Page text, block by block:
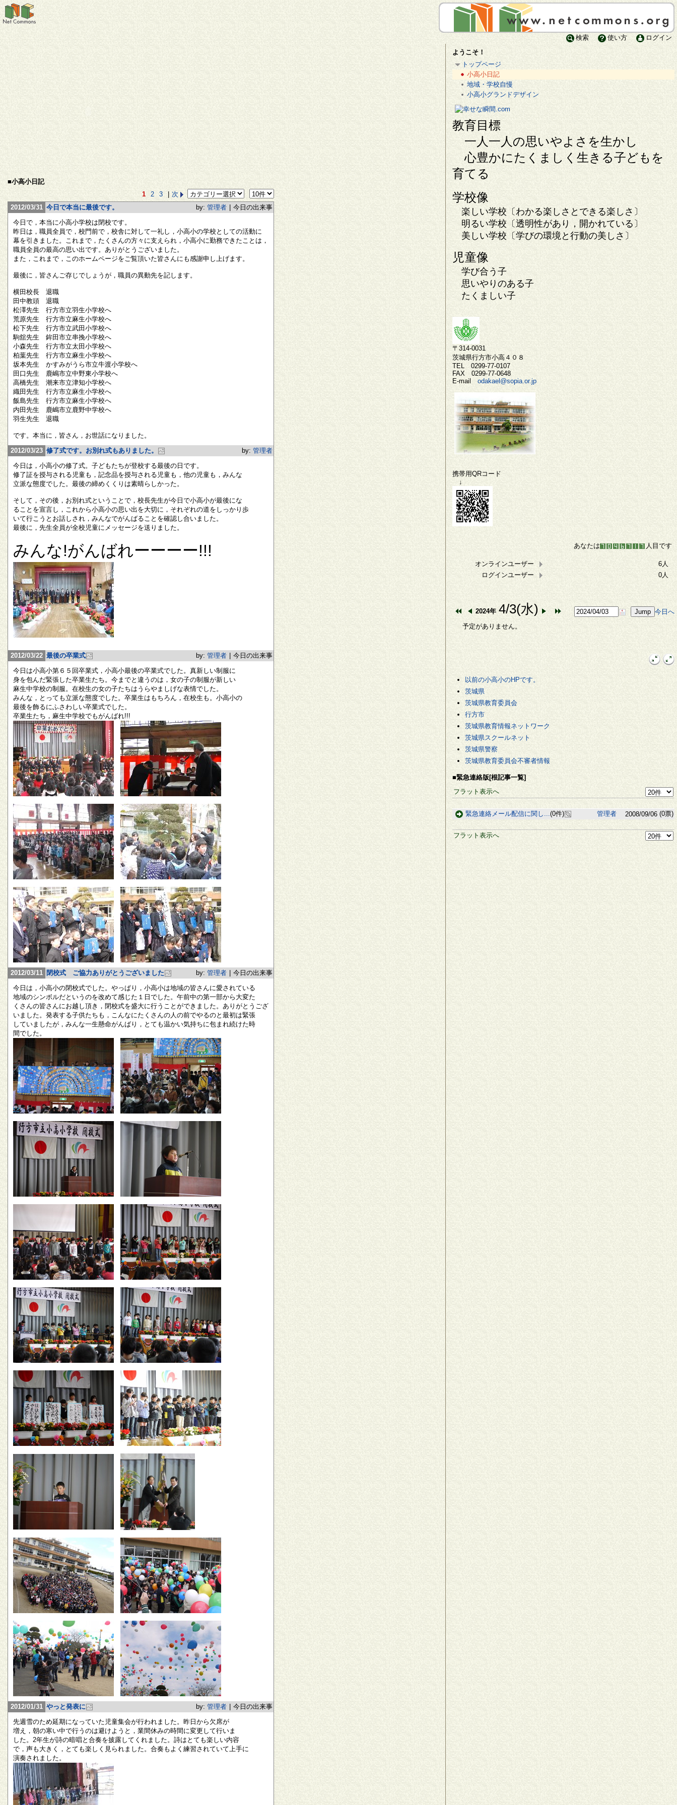
検索 使い方 ログイン
■小高小日記
1
2 3
次
2012/03/31 今日で本当に最後です。 by: 管理者
今日の出来事
今日で，本当に小高小学校は閉校です。
昨日は，職員全員で，校門前で，校舎に対して一礼し，小高小の学校としての活動に
幕を引きました。これまで，たくさんの方々に支えられ，小高小に勤務できたことは，
職員全員の最高の思い出です。ありがとうございました。
また，これまで，このホームページをご覧頂いた皆さんにも感謝申し上げます。
最後に，皆さんご存じでしょうが，職員の異動先を記します。
横田校長 退職
田中教頭 退職
松澤先生 行方市立羽生小学校へ
荒原先生 行方市立麻生小学校へ
松下先生 行方市立武田小学校へ
駒舘先生 鉾田市立串挽小学校へ
小森先生 行方市立太田小学校へ
柏葉先生 行方市立麻生小学校へ
坂本先生 かすみがうら市立牛渡小学校へ
田口先生 鹿嶋市立中野東小学校へ
高橋先生 潮来市立津知小学校へ
織田先生 行方市立麻生小学校へ
飯島先生 行方市立麻生小学校へ
内田先生 鹿嶋市立鹿野中学校へ
羽生先生 退職
です。本当に，皆さん，お世話になりました。
2012/03/23 修了式です。お別れ式もありました。 by: 管理者
今日は，小高小の修了式。子どもたちが登校する最後の日です。
修了証を授与される児童も，記念品を授与される児童も，他の児童も，みんな
立派な態度でした。最後の締めくくりは素晴らしかった。
そして，その後，お別れ式ということで，校長先生が今日で小高小が最後にな
ることを宣言し，これから小高小の思い出を大切に，それぞれの道をしっかり歩
いて行こうとお話しされ，みんなでがんばることを確認し合いました。
最後に，先生全員が全校児童にメッセージを送りました。
みんな!がんばれーーーー!!!
2012/03/22 最後の卒業式 by: 管理者
今日の出来事
今日は小高小第６５回卒業式，小高小最後の卒業式でした。真新しい制服に
身を包んだ緊張した卒業生たち。今までと違うのは，女の子の制服が新しい
麻生中学校の制服。在校生の女の子たちはうらやましげな表情でした。
みんな，とっても立派な態度でした。卒業生はもちろん，在校生も。小高小の
最後を飾るにふさわしい卒業式でした。
卒業生たち，麻生中学校でもがんばれ!!!
2012/03/11 閉校式 ご協力ありがとうございました by: 管理者
今日の出来事
今日は，小高小の閉校式でした。やっぱり，小高小は地域の皆さんに愛されている
地域のシンボルだというのを改めて感じた１日でした。午前中の第一部から大変た
くさんの皆さんにお越し頂き，閉校式を盛大に行うことができました。ありがとうござ
いました。発表する子供たちも，こんなにたくさんの人の前でやるのと最初は緊張
していましたが，みんな一生懸命がんばり，とても温かい気持ちに包まれ続けた時
間でした。
2012/01/31 やっと発表に by: 管理者
今日の出来事
先週雪のため延期になっていた児童集会が行われました。昨日から欠席が
増え，朝の寒い中で行うのは避けようと，業間休みの時間に変更して行いま
した。2年生が詩の暗唱と合奏を披露してくれました。詩はとても楽しい内容
で，声も大きく，とても楽しく見られました。合奏もよく練習されていて上手に
演奏されました。
ようこそ！
トップページ
小高小日記
地域・学校自慢
小高小グランドデザイン
教育目標
一人一人の思いやよさを生かし
心豊かにたくましく生きる子どもを
育てる
学校像
楽しい学校〔わかる楽しさとできる楽しさ〕
明るい学校〔透明性があり，開かれている〕
美しい学校〔学びの環境と行動の美しさ〕
児童像
学び合う子
思いやりのある子
たくましい子
〒314-0031
茨城県行方市小高４０８
TEL 0299-77-0107
FAX 0299-77-0648
E-mail odakael@sopia.or.jp
携帯用QRコード
↓
あなたは 人目です
オンラインユーザー
6人
ログインユーザー
0人
2024年 4/3(水)
今日へ
予定がありません。
以前の小高小のHPです。
茨城県
茨城県教育委員会
行方市
茨城県教育情報ネットワーク
茨城県スクールネット
茨城県警察
茨城県教育委員会不審者情報
■緊急連絡版[根記事一覧]
フラット表示へ
緊急連絡メール配信に関し...(0件) 管理者 2008/09/06 (0票)
フラット表示へ